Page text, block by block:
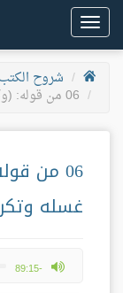
Toggle
navigation
شروح الكتب
06 من قوله: (وكيف مسح أجزأ ويكره غسله وتكرار مسحه)
06 من
غسله
-89:15